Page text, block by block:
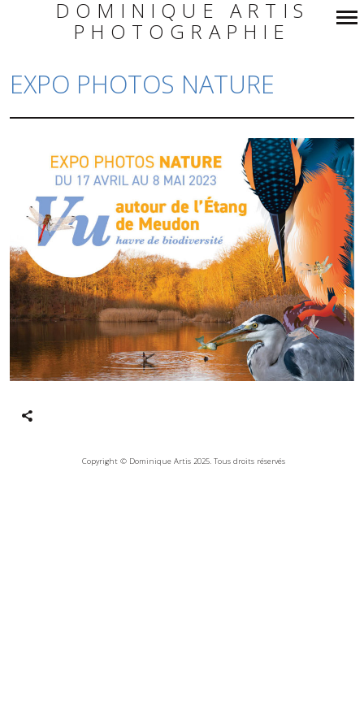
Navigation
principale
DOMINIQUE ARTIS
PHOTOGRAPHIE
EXPO PHOTOS NATURE
Copyright © Dominique Artis 2025. Tous droits réservés